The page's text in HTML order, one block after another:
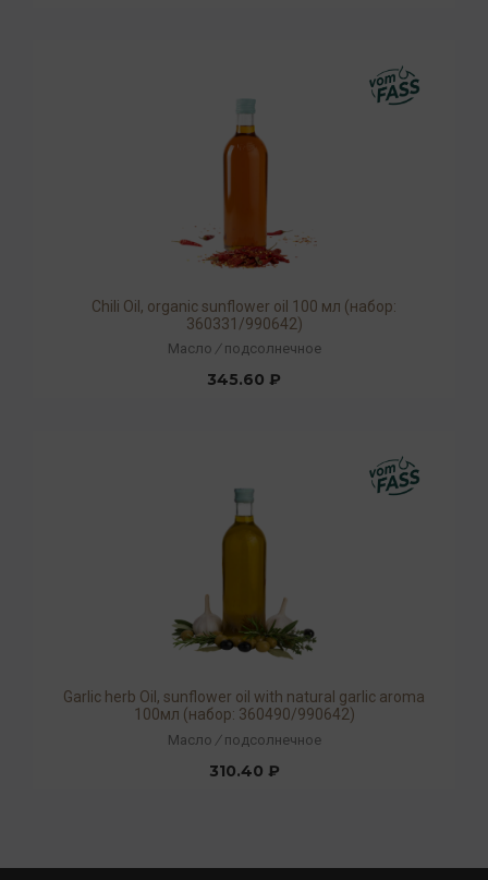
Chili Oil, organic sunflower oil 100 мл (набор:
360331/990642)
Масло / подсолнечное
345.60 ₽
Garlic herb Oil, sunflower oil with natural garlic aroma
100мл (набор: 360490/990642)
Масло / подсолнечное
310.40 ₽